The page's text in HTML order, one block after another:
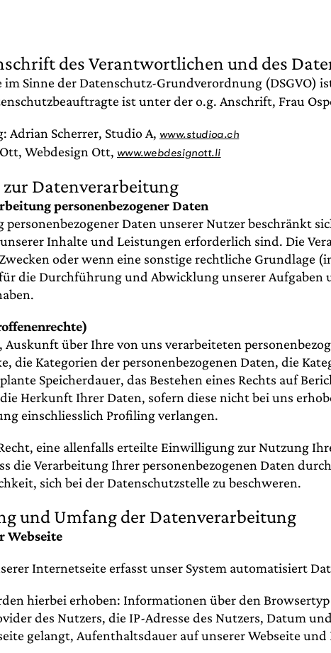
des Verantwortlichen und des
Sinne der Datenschutz-Grundverordnung (DSGVO)
ist unter der o.g. Anschrift, Frau
Adrian Scherrer, Studio A, www.studioa.ch
Webdesign Ott, www.webdesignott.li
Datenverarbeitung
personenbezogener Daten
personenbezogener Daten unserer Nutzer beschränkt
Inhalte und Leistungen erforderlich sind. Die
oder wenn eine sonstige rechtliche Grundlage
die Durchführung und Abwicklung unserer
Auskunft über Ihre von uns verarbeiteten
die Kategorien der personenbezogenen Daten, die
Speicherdauer, das Bestehen eines Rechts auf
Herkunft Ihrer Daten, sofern diese nicht bei uns
einschliesslich Profiling verlangen.
eine allenfalls erteilte Einwilligung zur Nutzung
die Verarbeitung Ihrer personenbezogenen Daten
sich bei der Datenschutzstelle zu beschweren.
und Umfang der Datenverarbeitung
Webseite
Internetseite erfasst unser System automatisiert
hierbei erhoben: Informationen über den
des Nutzers, die IP-Adresse des Nutzers, Datum
gelangt, Aufenthaltsdauer auf unserer Webseite